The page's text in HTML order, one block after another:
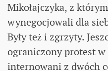
Mikołajczyka, z
wynegocjowali dla
Były też i zgrzyty.
ograniczony protest
internowani z dwóch